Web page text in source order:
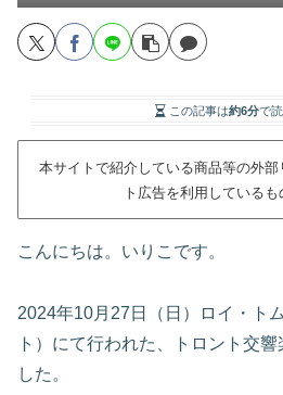
この記事は約6分で読
本サイトで紹介している商品等の外
ト広告を利用している
こんにちは。いりこです。
2024年10月27日（日）ロイ・ト
ト）にて行われた、トロント交
した。